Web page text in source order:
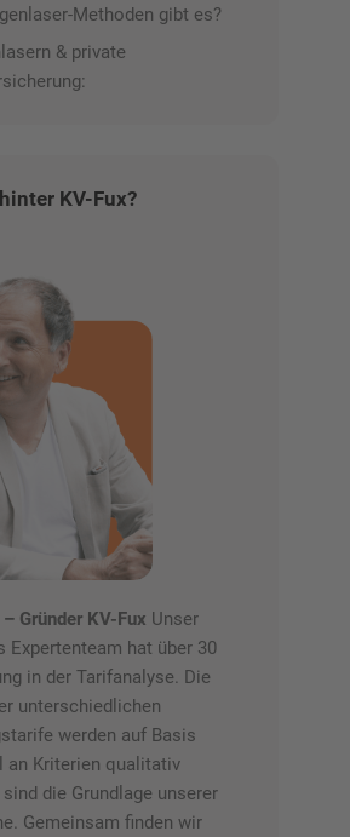
Methoden gibt es?
& private
KV-Fux?
Gründer KV-Fux Unser
Expertenteam hat über 30
in der Tarifanalyse. Die
unterschiedlichen
werden auf Basis
an Kriterien qualitativ
die Grundlage unserer
Gemeinsam finden wir